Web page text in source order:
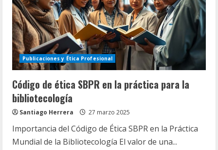
Publicaciones y Ética Profesional
Código de ética SBPR en la práctica para la
bibliotecología
Santiago Herrera 27 marzo 2025
Importancia del Código de Ética SBPR en la Práctica
Mundial de la Bibliotecología El valor de una...